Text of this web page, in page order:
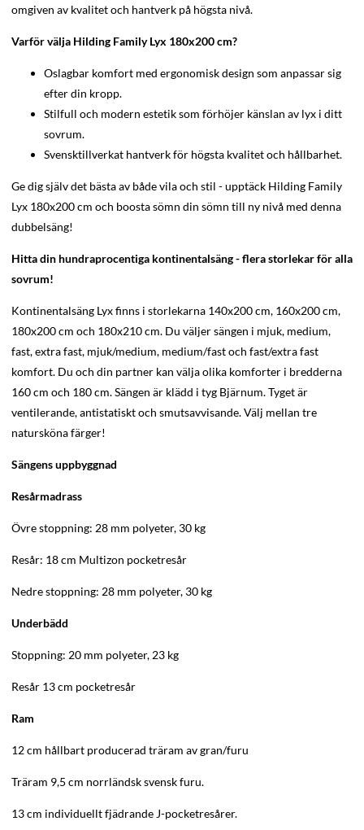
omgiven av kvalitet och hantverk på högsta nivå.
Varför välja Hilding Family Lyx 180x200 cm?
Oslagbar komfort med ergonomisk design som anpassar sig
efter din kropp.
Stilfull och modern estetik som förhöjer känslan av lyx i ditt
sovrum.
Svensktillverkat hantverk för högsta kvalitet och hållbarhet.
Ge dig själv det bästa av både vila och stil - upptäck Hilding Family
Lyx 180x200 cm och boosta sömn din sömn till ny nivå med denna
dubbelsäng!
Hitta din hundraprocentiga kontinentalsäng - flera storlekar för alla
sovrum!
Kontinentalsäng Lyx finns i storlekarna 140x200 cm, 160x200 cm,
180x200 cm och 180x210 cm. Du väljer sängen i mjuk, medium,
fast, extra fast, mjuk/medium, medium/fast och fast/extra fast
komfort. Du och din partner kan välja olika komforter i bredderna
160 cm och 180 cm. Sängen är klädd i tyg Bjärnum. Tyget är
ventilerande, antistatiskt och smutsavvisande. Välj mellan tre
natursköna färger!
Sängens uppbyggnad
Resårmadrass
Övre stoppning: 28 mm polyeter, 30 kg
Resår: 18 cm Multizon pocketresår
Nedre stoppning: 28 mm polyeter, 30 kg
Underbädd
Stoppning: 20 mm polyeter, 23 kg
Resår 13 cm pocketresår
Ram
12 cm hållbart producerad träram av gran/furu
Träram 9,5 cm norrländsk svensk furu.
13 cm individuellt fjädrande J-pocketresårer.